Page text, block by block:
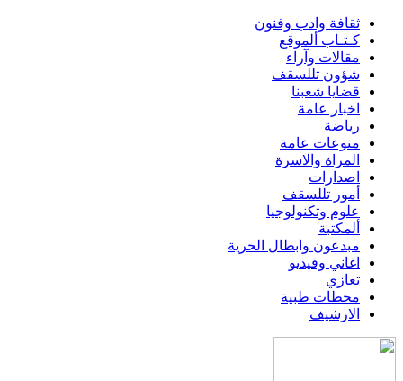
ثقافة وادب وفنون
كـتـاب ألموقع
مقالات وآراء
شؤون تللسقف
قضايا شعبنا
اخبار عامة
رياضة
منوعات عامة
المراة والاسرة
اصدارات
أمور تللسقف
علوم وتكنولوجيا
ألمكتبة
مبدعون وابطال الحرية
اغاني وفيديو
تعازي
محطات طبية
الارشيف